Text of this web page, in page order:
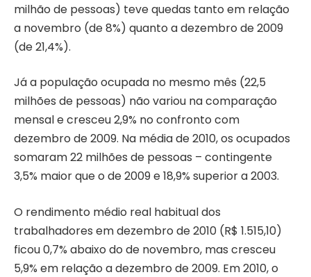
milhão de pessoas) teve quedas tanto em relação
a novembro (de 8%) quanto a dezembro de 2009
(de 21,4%).
Já a população ocupada no mesmo mês (22,5
milhões de pessoas) não variou na comparação
mensal e cresceu 2,9% no confronto com
dezembro de 2009. Na média de 2010, os ocupados
somaram 22 milhões de pessoas – contingente
3,5% maior que o de 2009 e 18,9% superior a 2003.
O rendimento médio real habitual dos
trabalhadores em dezembro de 2010 (R$ 1.515,10)
ficou 0,7% abaixo do de novembro, mas cresceu
5,9% em relação a dezembro de 2009. Em 2010, o